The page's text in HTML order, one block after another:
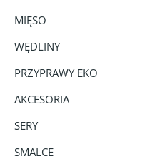
MIĘSO
WĘDLINY
PRZYPRAWY EKO
AKCESORIA
SERY
SMALCE